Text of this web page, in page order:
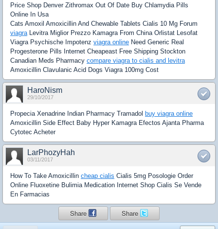
Price Shop Denver Zithromax Out Of Date Buy Chlamydia Pills
Online In Usa
Cats Amoxil Amoxicillin And Chewable Tablets Cialis 10 Mg Forum
viagra Levitra Miglior Prezzo Kamagra From China Orlistat Lesofat
Viagra Psychische Impotenz viagra online Need Generic Real
Progesterone Pills Internet Cheapeast Free Shipping Stockton
Canadian Meds Pharmacy compare viagra to cialis and levitra
Amoxicillin Clavulanic Acid Dogs Viagra 100mg Cost
HaroNism
29/10/2017
Propecia Xenadrine Indian Pharmacy Tramadol buy viagra online
Amoxicillin Side Effect Baby Hyper Kamagra Efectos Ajanta Pharma
Cytotec Acheter
LarPhozyHah
03/11/2017
How To Take Amoxicillin cheap cialis Cialis 5mg Posologie Order
Online Fluoxetine Bulimia Medication Internet Shop Cialis Se Vende
En Farmacias
Share Share